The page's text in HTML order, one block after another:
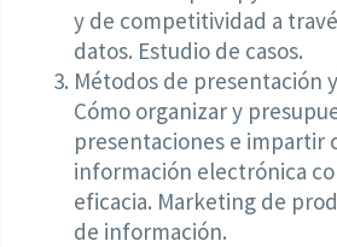
y de competitividad a
datos. Estudio de casos.
Métodos de presentación
Cómo organizar y
presentaciones e impartir
información electrónica
eficacia. Marketing de
de información.